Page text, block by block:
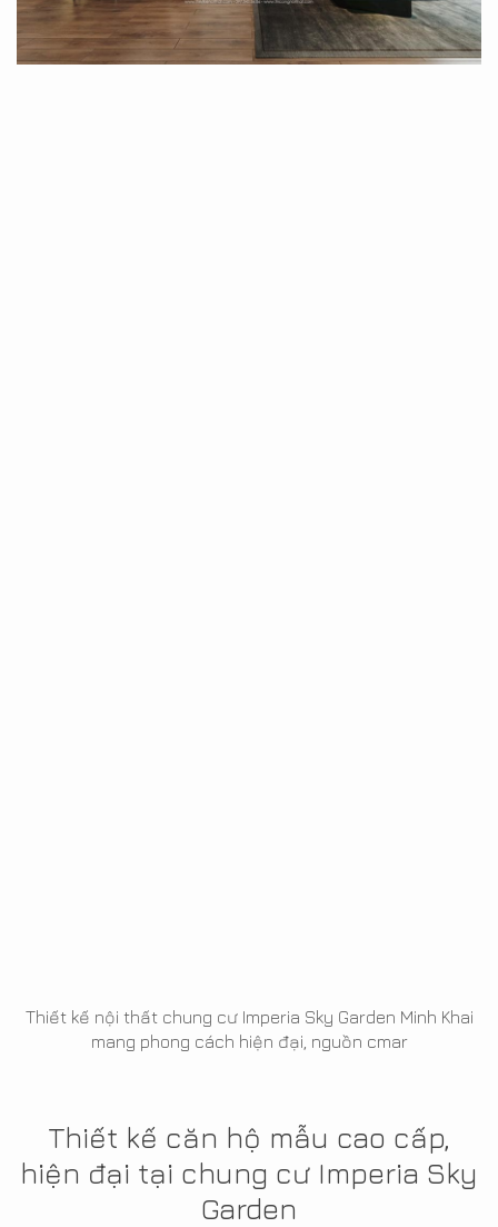
Thiết kế nội thất chung cư Imperia Sky Garden Minh Khai
mang phong cách hiện đại, nguồn cmar
Thiết kế căn hộ mẫu cao cấp,
hiện đại tại chung cư Imperia Sky
Garden